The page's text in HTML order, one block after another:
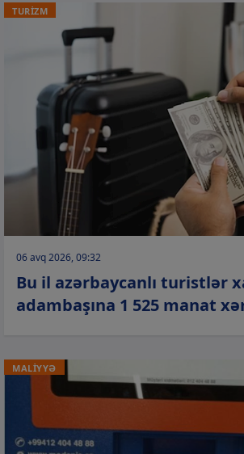
TURİZM
06 avq 2026, 09:32
Bu il azərbaycanlı turistlər
adambaşına 1 525 manat
MALİYYƏ